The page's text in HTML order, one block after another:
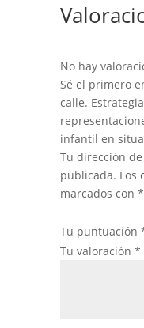
No hay
Sé el primero
calle.
infantil en
Tu dirección
publicada. Los
marcados con *
Tu puntuación
Tu valoración *